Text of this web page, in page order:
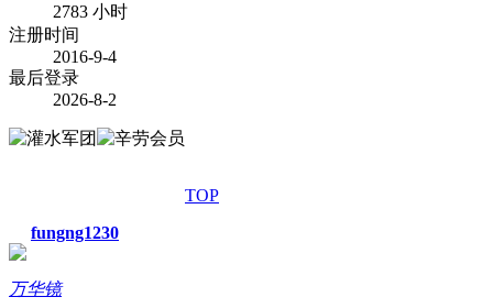
2783 小时
注册时间
2016-9-4
最后登录
2026-8-2
TOP
fungng1230
万华镜